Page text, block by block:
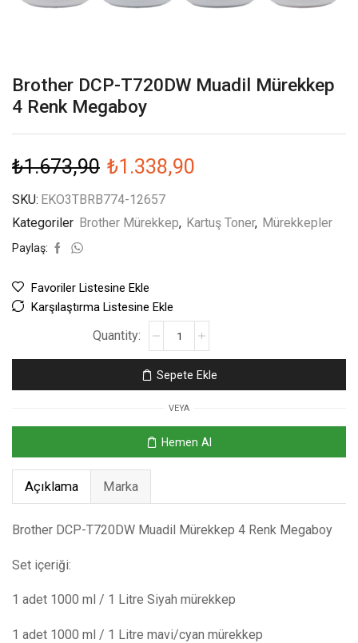
Brother DCP-T720DW Muadil Mürekkep
4 Renk Megaboy
₺1.673,90 ₺1.338,90
SKU: EKO3TBRB774-12657
Kategoriler Brother Mürekkep, Kartuş Toner, Mürekkepler
Paylaş:
Favoriler Listesine Ekle
Karşılaştırma Listesine Ekle
Sepete Ekle
VEYA
Hemen Al
Açıklama Marka
Brother DCP-T720DW Muadil Mürekkep 4 Renk Megaboy
Set içeriği:
1 adet 1000 ml / 1 Litre Siyah mürekkep
1 adet 1000 ml / 1 Litre mavi/cyan mürekkep